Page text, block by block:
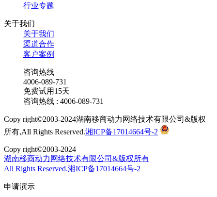
行业专题
关于我们
关于我们
渠道合作
客户案例
咨询热线
4006-089-731
免费试用15天
咨询热线 : 4006-089-731
Copy right©2003-2024湖南移商动力网络技术有限公司&版权
所有,All Rights Reserved.湘ICP备17014664号-2
Copy right©2003-2024
湖南移商动力网络技术有限公司&版权所有
All Rights Reserved.湘ICP备17014664号-2
申请演示